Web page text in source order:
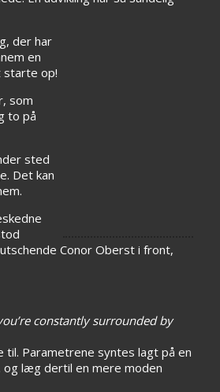
der har
en
starte op!
som
to på
sted
Det kan
Conor Oberst i front,
constantly surrounded by
til. Parametrene syntes lagt på en
læg dertil en mere moden